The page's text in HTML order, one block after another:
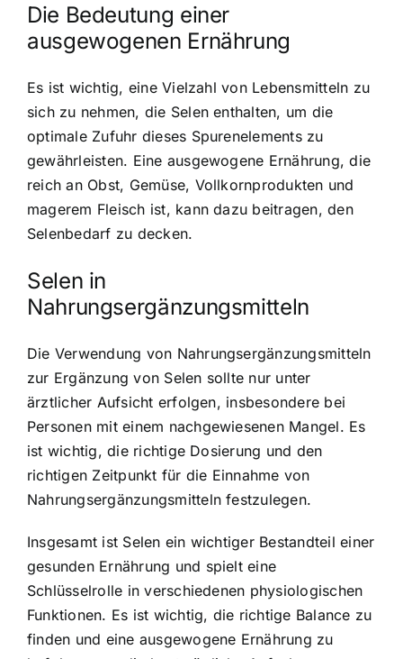
Die Bedeutung einer
ausgewogenen Ernährung
Es ist wichtig, eine Vielzahl von Lebensmitteln zu
sich zu nehmen, die Selen enthalten, um die
optimale Zufuhr dieses Spurenelements zu
gewährleisten. Eine ausgewogene Ernährung, die
reich an Obst, Gemüse, Vollkornprodukten und
magerem Fleisch ist, kann dazu beitragen, den
Selenbedarf zu decken.
Selen in
Nahrungsergänzungsmitteln
Die Verwendung von Nahrungsergänzungsmitteln
zur Ergänzung von Selen sollte nur unter
ärztlicher Aufsicht erfolgen, insbesondere bei
Personen mit einem nachgewiesenen Mangel. Es
ist wichtig, die richtige Dosierung und den
richtigen Zeitpunkt für die Einnahme von
Nahrungsergänzungsmitteln festzulegen.
Insgesamt ist Selen ein wichtiger Bestandteil einer
gesunden Ernährung und spielt eine
Schlüsselrolle in verschiedenen physiologischen
Funktionen. Es ist wichtig, die richtige Balance zu
finden und eine ausgewogene Ernährung zu